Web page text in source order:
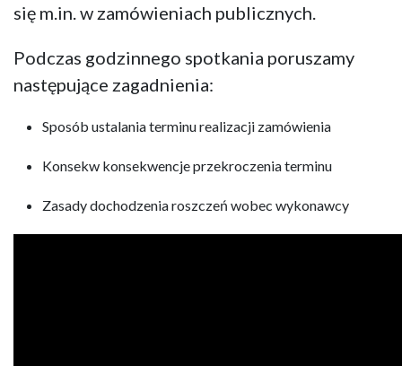
się m.in. w zamówieniach publicznych.
Podczas godzinnego spotkania poruszamy
następujące zagadnienia:
Sposób ustalania terminu realizacji zamówienia
Konsekw konsekwencje przekroczenia terminu
Zasady dochodzenia roszczeń wobec wykonawcy